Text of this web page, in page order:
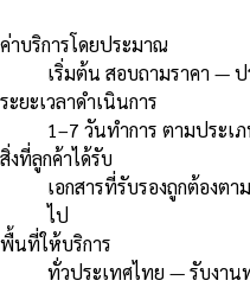
ค่าบริการโดยประมาณ
เริ่มต้น สอบถามราคา — ป
ระยะเวลาดำเนินการ
1–7 วันทำการ ตามประเ
สิ่งที่ลูกค้าได้รับ
เอกสารที่รับรองถูกต้องต
ไป
พื้นที่ให้บริการ
ทั่วประเทศไทย — รับงา